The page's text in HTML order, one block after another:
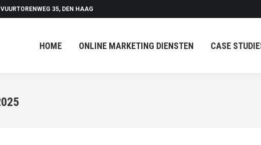
VUURTORENWEG 35, DEN HAAG
HOME ONLINE MARKETING DIENSTEN CASE